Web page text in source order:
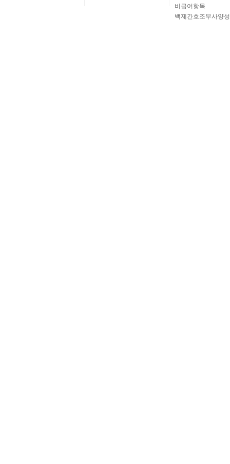
비급여항목
백제간호조무사양